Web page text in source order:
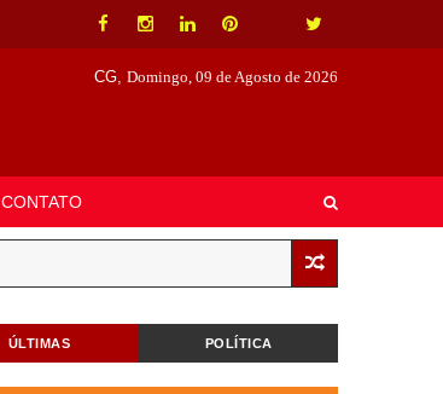
CG, Domingo, 09 de Agosto de 2026
CONTATO
ÚLTIMAS POLÍTICA